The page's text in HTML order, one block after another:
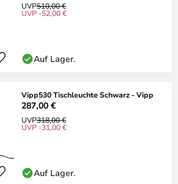
UVP510,00 €
UVP -52,00 €
Auf Lager.
Vipp530 Tischleuchte Schwarz - Vipp
287,00 €
UVP318,00 €
UVP -31,00 €
Auf Lager.